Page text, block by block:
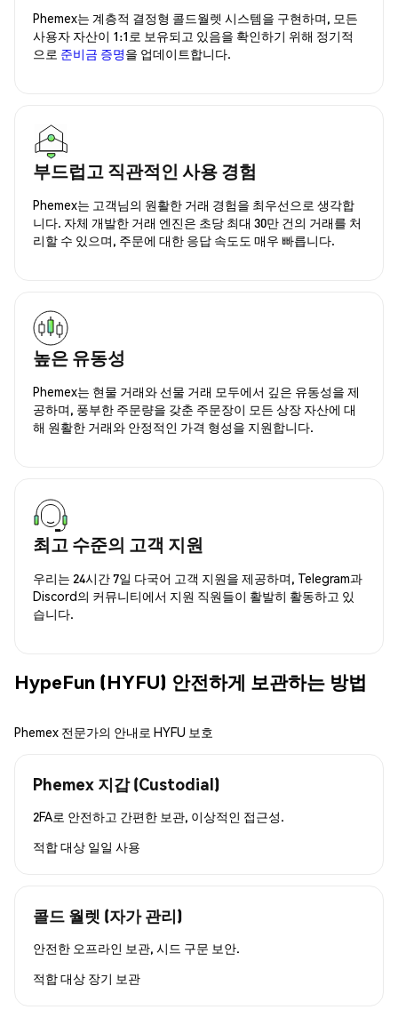
Phemex는 계층적 결정형 콜드월렛 시스템을 구현하며, 모든
사용자 자산이 1:1로 보유되고 있음을 확인하기 위해 정기적
으로 준비금 증명을 업데이트합니다.
부드럽고 직관적인 사용 경험
Phemex는 고객님의 원활한 거래 경험을 최우선으로 생각합
니다. 자체 개발한 거래 엔진은 초당 최대 30만 건의 거래를 처
리할 수 있으며, 주문에 대한 응답 속도도 매우 빠릅니다.
높은 유동성
Phemex는 현물 거래와 선물 거래 모두에서 깊은 유동성을 제
공하며, 풍부한 주문량을 갖춘 주문장이 모든 상장 자산에 대
해 원활한 거래와 안정적인 가격 형성을 지원합니다.
최고 수준의 고객 지원
우리는 24시간 7일 다국어 고객 지원을 제공하며, Telegram과
Discord의 커뮤니티에서 지원 직원들이 활발히 활동하고 있
습니다.
HypeFun (HYFU) 안전하게 보관하는 방법
Phemex 전문가의 안내로 HYFU 보호
Phemex 지갑 (Custodial)
2FA로 안전하고 간편한 보관, 이상적인 접근성.
적합 대상 일일 사용
콜드 월렛 (자가 관리)
안전한 오프라인 보관, 시드 구문 보안.
적합 대상 장기 보관